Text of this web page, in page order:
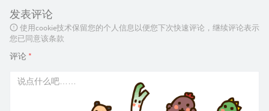
发表评论
使用cookie技术保留您的个人信息以便您下次快速评论，继续评论表示
您已同意该条款
评论 *